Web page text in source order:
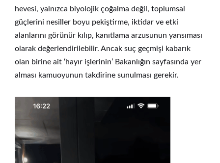
hevesi, yalnızca biyolojik çoğalma değil, toplumsal
güçlerini nesiller boyu pekiştirme, iktidar ve etki
alanlarını görünür kılıp, kanıtlama arzusunun yansıması
olarak değerlendirilebilir. Ancak suç geçmişi kabarık
olan birine ait ‘hayır işlerinin’ Bakanlığın sayfasında yer
alması kamuoyunun takdirine sunulması gerekir.